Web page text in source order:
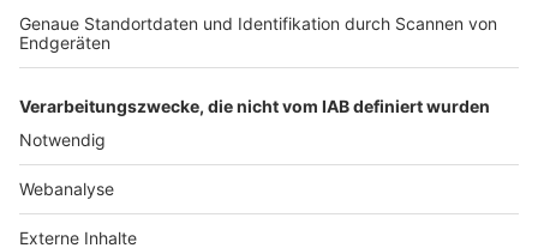
Nutzungsbedingungen Datenschutz Impressum